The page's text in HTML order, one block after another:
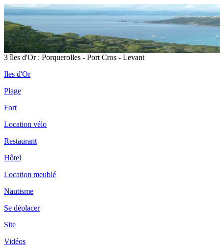
3 îles d'Or : Porquerolles - Port Cros - Levant
Iles d'Or
Plage
Fort
Location vélo
Restaurant
Hôtel
Location meublé
Nautisme
Se déplacer
Site
Vidéos